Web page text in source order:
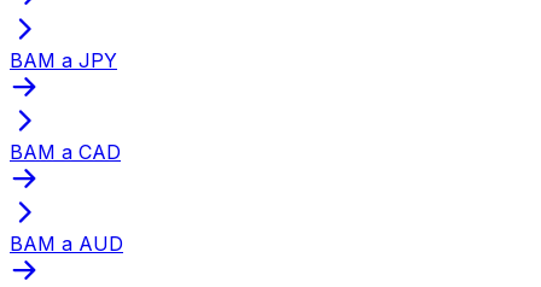
BAM a JPY
BAM a CAD
BAM a AUD